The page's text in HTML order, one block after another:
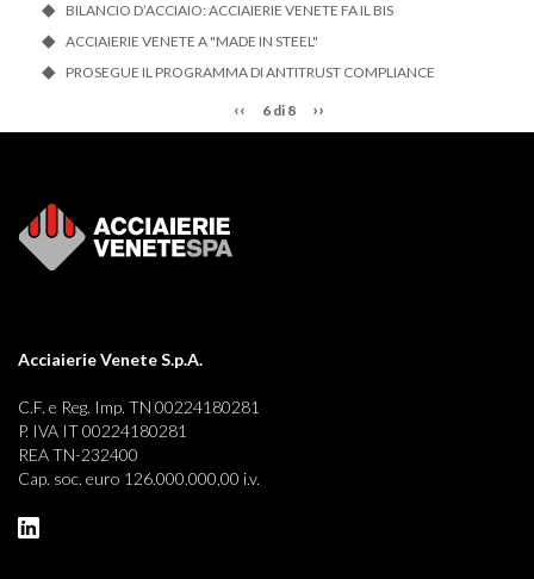
BILANCIO D’ACCIAIO: ACCIAIERIE VENETE FA IL BIS
ACCIAIERIE VENETE A "MADE IN STEEL"
PROSEGUE IL PROGRAMMA DI ANTITRUST COMPLIANCE
‹‹ 6 di 8 ››
Acciaierie Venete S.p.A.
C.F. e Reg. Imp. TN 00224180281
P. IVA IT 00224180281
REA TN-232400
Cap. soc. euro 126.000.000,00 i.v.